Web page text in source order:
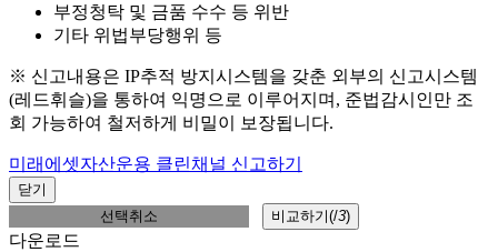
부정청탁 및 금품 수수 등 위반
기타 위법부당행위 등
※ 신고내용은 IP추적 방지시스템을 갖춘 외부의 신고시스템
(레드휘슬)을 통하여 익명으로 이루어지며, 준법감시인만 조
회 가능하여 철저하게 비밀이 보장됩니다.
미래에셋자산운용 클린채널 신고하기
닫기
선택취소
비교하기(/3)
다운로드